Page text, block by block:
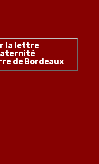
la lettre
de Bordeaux